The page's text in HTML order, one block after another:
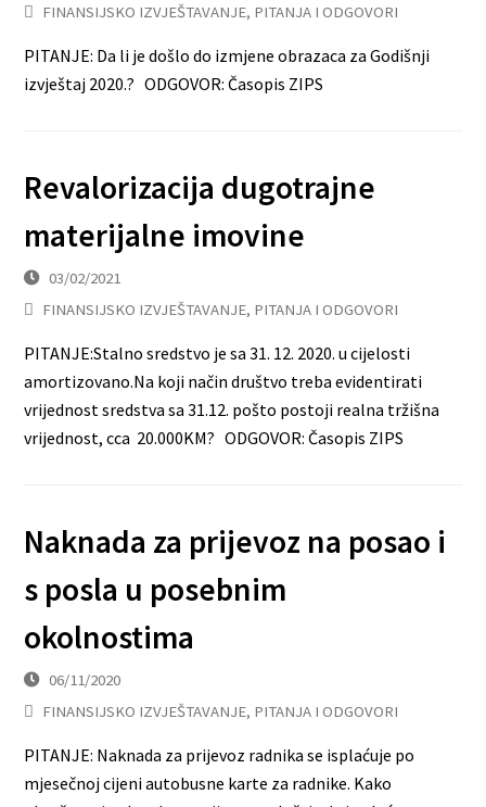
FINANSIJSKO IZVJEŠTAVANJE, PITANJA I ODGOVORI
PITANJE: Da li je došlo do izmjene obrazaca za Godišnji
izvještaj 2020.? ODGOVOR: Časopis ZIPS
Revalorizacija dugotrajne
materijalne imovine
03/02/2021
FINANSIJSKO IZVJEŠTAVANJE, PITANJA I ODGOVORI
PITANJE:Stalno sredstvo je sa 31. 12. 2020. u cijelosti
amortizovano.Na koji način društvo treba evidentirati
vrijednost sredstva sa 31.12. pošto postoji realna tržišna
vrijednost, cca 20.000KM? ODGOVOR: Časopis ZIPS
Naknada za prijevoz na posao i
s posla u posebnim
okolnostima
06/11/2020
FINANSIJSKO IZVJEŠTAVANJE, PITANJA I ODGOVORI
PITANJE: Naknada za prijevoz radnika se isplaćuje po
mjesečnoj cijeni autobusne karte za radnike. Kako